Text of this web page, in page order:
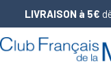
LIVRAISON à 5€